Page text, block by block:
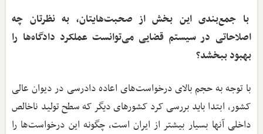
با جمع‌بندی این بخش از صحبت‌هایتان، به نظرتان چه
اصلاحاتی در سیستم قضایی می‌توانست عملکرد دادگاه‌ها را
بهبود ببخشد؟
با توجه به حجم بالای درخواست‌های اعاده دادرسی در دیوان عالی
کشور، ابتدا باید بررسی کرد کشورهای دیگر که سطح تولید ناخالص
داخلی آنها بسیار بیشتر از ایران است، چگونه این درخواست‌ها را